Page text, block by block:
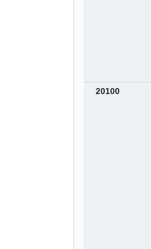
20100